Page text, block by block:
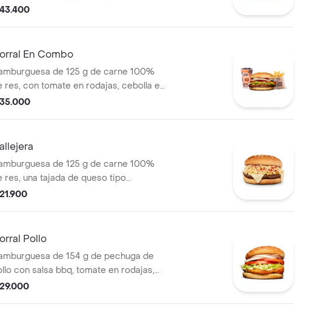
grillé, tomate en rodajas, lechuga
En Combo
de 125 g de carne 100%
res, con tomate en rodajas, cebolla en
lechuga y salsas en pan ajonjolí +
de 125 g de carne 100%
res, una tajada de queso tipo
papas callejera, salsa blanca,
Pollo
de 154 g de pechuga de
con salsa bbq, tomate en rodajas,
en rodajas, lechuga y salsa blanca